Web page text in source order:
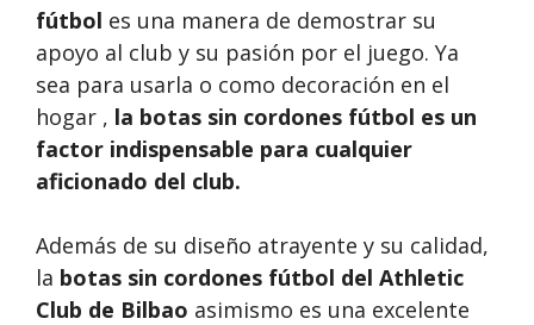
fútbol es una manera de demostrar su
apoyo al club y su pasión por el juego. Ya
sea para usarla o como decoración en el
hogar , la botas sin cordones fútbol es un
factor indispensable para cualquier
aficionado del club.
Además de su diseño atrayente y su calidad,
la botas sin cordones fútbol del Athletic
Club de Bilbao asimismo es una excelente